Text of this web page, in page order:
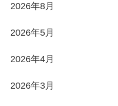
2026年8月
2026年5月
2026年4月
2026年3月